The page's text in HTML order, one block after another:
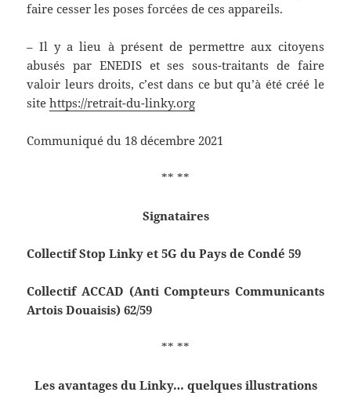
faire cesser les poses forcées de ces appareils.
– Il y a lieu à présent de permettre aux citoyens
abusés par ENEDIS et ses sous-traitants de faire
valoir leurs droits, c’est dans ce but qu’à été créé le
sitehttps://retrait-du-linky.org
Communiqué du 18 décembre 2021
** **
Signataires
Collectif Stop Linky et 5G du Pays de Condé 59
Collectif ACCAD (Anti Compteurs Communicants
Artois Douaisis) 62/59
** **
Les avantages du Linky… quelques illustrations